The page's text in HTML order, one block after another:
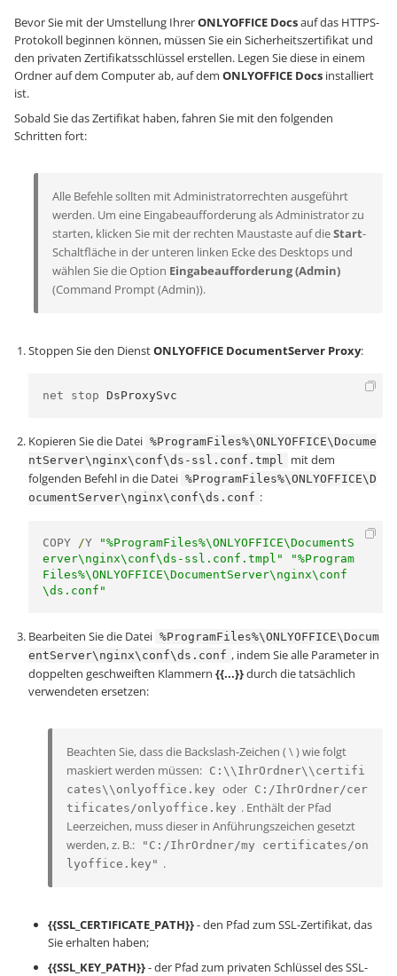
Bevor Sie mit der Umstellung IhrerONLYOFFICE Docsauf das HTTPS-
Protokoll beginnen können, müssen Sie ein Sicherheitszertifikat und
den privaten Zertifikatsschlüssel erstellen. Legen Sie diese in einem
Ordner auf dem Computer ab, auf dem ONLYOFFICE Docs installiert
ist.
Sobald Sie das Zertifikat haben, fahren Sie mit den folgenden
Schritten fort:
Alle Befehle sollten mit Administratorrechten ausgeführt
werden. Um eine Eingabeaufforderung als Administrator zu
starten, klicken Sie mit der rechten Maustaste auf dieStart-
Schaltfläche in der unteren linken Ecke des Desktops und
wählen Sie die Option Eingabeaufforderung (Admin)
(Command Prompt (Admin)).
Stoppen Sie den DienstONLYOFFICE DocumentServer Proxy:
net stop DsProxySvc
Kopieren Sie die Datei %ProgramFiles%\ONLYOFFICE\Docume
ntServer\nginx\conf\ds-ssl.conf.tmpl
mit dem
folgenden Befehl in die Datei %ProgramFiles%\ONLYOFFICE\D
ocumentServer\nginx\conf\ds.conf :
COPY /Y
"%ProgramFiles%\ONLYOFFICE\DocumentS
erver\nginx\conf\ds-ssl.conf.tmpl"
"%Program
Files%\ONLYOFFICE\DocumentServer\nginx\conf
\ds.conf"
Bearbeiten Sie die Datei %ProgramFiles%\ONLYOFFICE\Docum
entServer\nginx\conf\ds.conf , indem Sie alle Parameter in
doppelten geschweiften Klammern {{...}}durch die tatsächlich
verwendeten ersetzen:
Beachten Sie, dass die Backslash-Zeichen ( \ ) wie folgt
maskiert werden müssen: C:\\IhrOrdner\\certifi
cates\\onlyoffice.key oder C:/IhrOrdner/cer
tificates/onlyoffice.key . Enthält der Pfad
Leerzeichen, muss dieser in Anführungszeichen gesetzt
werden, z. B.:
"C:/IhrOrdner/my certificates/on
lyoffice.key" .
{{SSL_CERTIFICATE_PATH}}- den Pfad zum SSL-Zertifikat, das
Sie erhalten haben;
{{SSL_KEY_PATH}}- der Pfad zum privaten Schlüssel des SSL-